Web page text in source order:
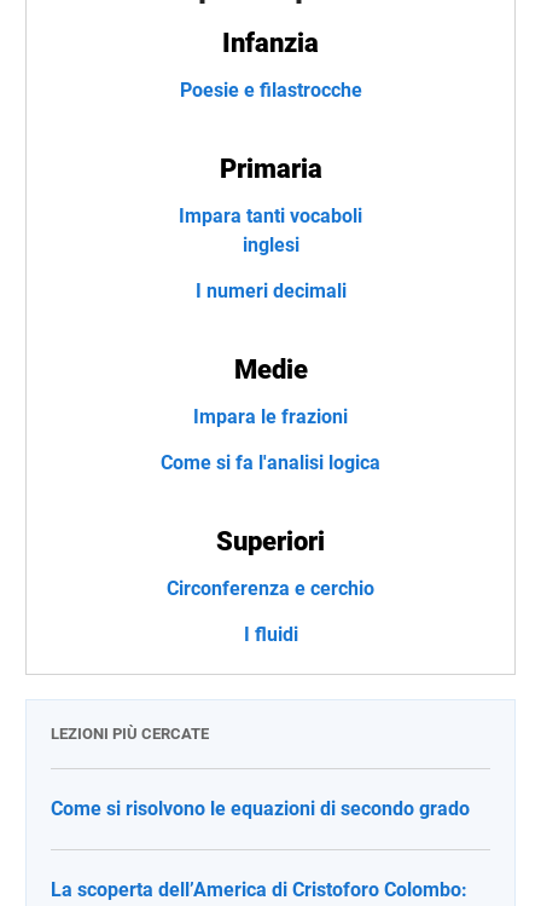
Infanzia
Poesie e filastrocche
Primaria
Impara tanti vocaboli
inglesi
I numeri decimali
Medie
Impara le frazioni
Come si fa l'analisi logica
Superiori
Circonferenza e cerchio
I fluidi
LEZIONI PIÙ CERCATE
Come si risolvono le equazioni di secondo grado
La scoperta dell’America di Cristoforo Colombo: